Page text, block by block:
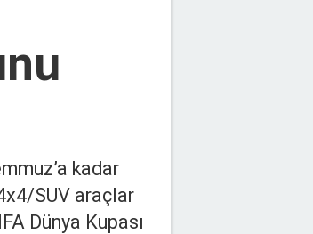
kadar
SUV araçlar
Dünya Kupası